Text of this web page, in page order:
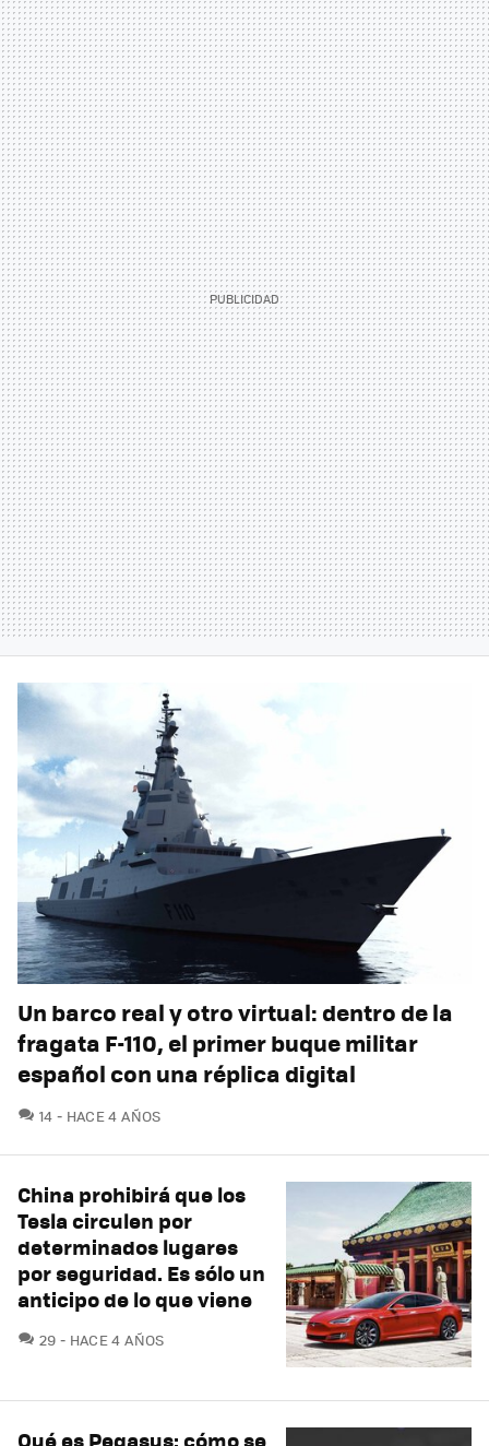
Un barco real y otro virtual: dentro de la
fragata F-110, el primer buque militar
español con una réplica digital
14 COMENTARIOS
HACE 4 AÑOS
China prohibirá que los
Tesla circulen por
determinados lugares
por seguridad. Es sólo un
anticipo de lo que viene
29 COMENTARIOS
HACE 4 AÑOS
Qué es Pegasus: cómo se